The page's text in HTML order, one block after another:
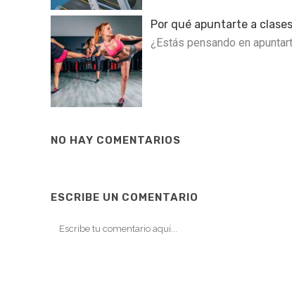
Por qué apuntarte a
¿Estás pensando en
NO HAY COMENTARIOS
ESCRIBE UN COMENTARIO